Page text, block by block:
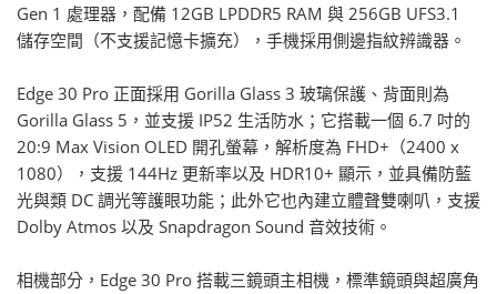
Gen 1 處理器，配備 12GB LPDDR5 RAM 與 256GB UFS3.1
儲存空間（不支援記憶卡擴充），手機採用側邊指紋辨識器。
Edge 30 Pro 正面採用 Gorilla Glass 3 玻璃保護、背面則為
Gorilla Glass 5，並支援 IP52 生活防水；它搭載一個 6.7 吋的
20:9 Max Vision OLED 開孔螢幕，解析度為 FHD+（2400 x
1080），支援 144Hz 更新率以及 HDR10+ 顯示，並具備防藍
光與類 DC 調光等護眼功能；此外它也內建立體聲雙喇叭，支援
Dolby Atmos 以及 Snapdragon Sound 音效技術。
相機部分，Edge 30 Pro 搭載三鏡頭主相機，標準鏡頭與超廣角